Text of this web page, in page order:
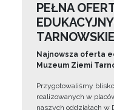
PEŁNA
Najnowsza oferta
Muzeum Ziemi
Przygotowaliśmy
realizowanych w
naszych oddziałach w